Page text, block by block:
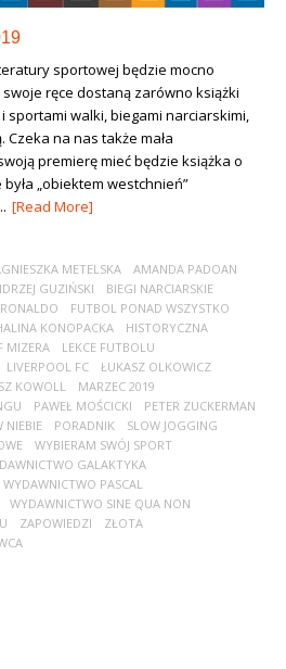
sportowej będzie mocno
ręce dostaną zarówno książki
sportami walki, biegami narciarskimi,
na nas także mała
premierę mieć będzie książka o
„obiektem westchnień”
[Read More]
METELSKA
AMANDA PADOAN
GUZIŃSKI
BIEGI NARCIARSKIE
FUTBOL PONAD WSZYSTKO
KONOPACKA
HISTORYCZNA
MIZERA
LEKCE FUTBOLU
LIVERPOOL FC
ŁUKASZ OLKOWICZ
KOWOLL
MARZEC 2019
PAWEŁ MOŚCICKI
PETER ZUCKERMAN
NIEBIE PORADNIK
SLOW JOGGING
WYBIERAM SWÓJ SPORT
GALAKTYKA
WYDAWNICTWO PASCAL
WYDAWNICTWO SINE QUA NON
ZAPOWIEDZI
ZŁOTA